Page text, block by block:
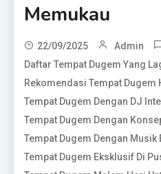
Memukau
22/09/2025 Admin
Daftar Tempat Dugem Yang
Rekomendasi Tempat Dugem
Tempat Dugem Dengan DJ
Tempat Dugem Dengan
Tempat Dugem Dengan Musik
Tempat Dugem Eksklusif Di